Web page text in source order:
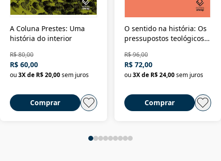
A Coluna Prestes: Uma
história do interior
R$ 80,00
R$ 60,00
ou3X de R$ 20,00sem juros
Comprar
O sentido na história: Os
pressupostos teológicos
R$ 96,00
R$ 72,00
ou 3X de R$ 24,00 sem juros
Comprar